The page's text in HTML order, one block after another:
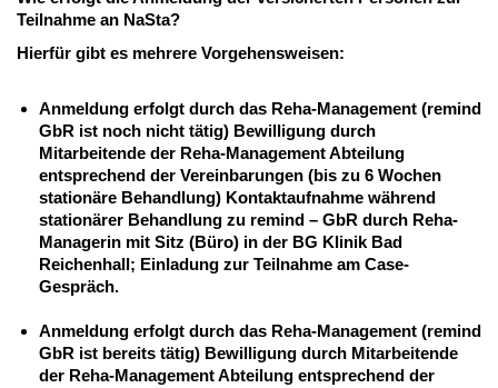
Teilnahme an NaSta?
Hierfür gibt es mehrere Vorgehensweisen:
Anmeldung erfolgt durch das Reha-Management (remind
GbR ist noch nicht tätig) Bewilligung durch
Mitarbeitende der Reha-Management Abteilung
entsprechend der Vereinbarungen (bis zu 6 Wochen
stationäre Behandlung) Kontaktaufnahme während
stationärer Behandlung zu remind – GbR durch Reha-
Managerin mit Sitz (Büro) in der BG Klinik Bad
Reichenhall; Einladung zur Teilnahme am Case-
Gespräch.
Anmeldung erfolgt durch das Reha-Management (remind
GbR ist bereits tätig) Bewilligung durch Mitarbeitende
der Reha-Management Abteilung entsprechend der